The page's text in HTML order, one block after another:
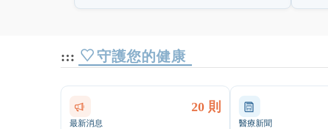
::: 守護您的健康
以下為網站各分類文章數量，可使用Tab鍵進入並按Enter查看內容
20 則
最新消息 醫療新聞